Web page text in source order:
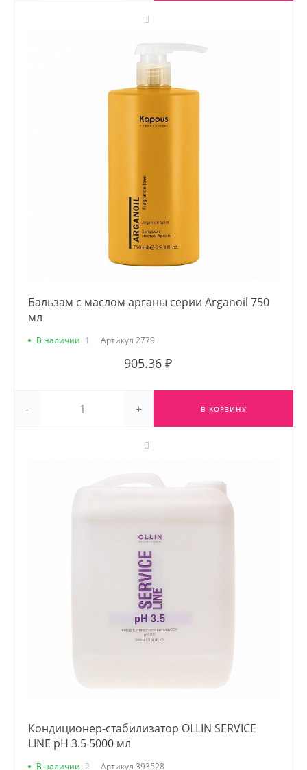
Бальзам с маслом арганы серии Arganoil 750
мл
В наличии 1 Артикул 2779
905.36 ₽
- + В КОРЗИНУ
Кондиционер-cтабилизатор OLLIN SERVICE
LINE рН 3.5 5000 мл
В наличии 2 Артикул 393528